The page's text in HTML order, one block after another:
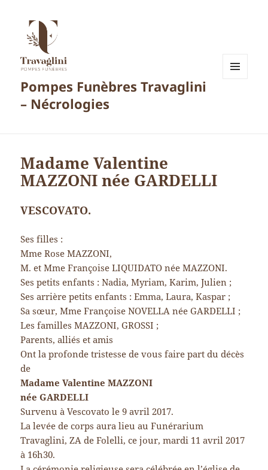
Pompes Funèbres Travaglini
– Nécrologies
Madame Valentine
MAZZONI née GARDELLI
VESCOVATO.
Ses filles :
Mme Rose MAZZONI,
M. et Mme Françoise LIQUIDATO née MAZZONI.
Ses petits enfants : Nadia, Myriam, Karim, Julien ;
Ses arrière petits enfants : Emma, Laura, Kaspar ;
Sa sœur, Mme Françoise NOVELLA née GARDELLI ;
Les familles MAZZONI, GROSSI ;
Parents, alliés et amis
Ont la profonde tristesse de vous faire part du décès
de
Madame Valentine MAZZONI
née GARDELLI
Survenu à Vescovato le 9 avril 2017.
La levée de corps aura lieu au Funérarium
Travaglini, ZA de Folelli, ce jour, mardi 11 avril 2017
à 16h30.